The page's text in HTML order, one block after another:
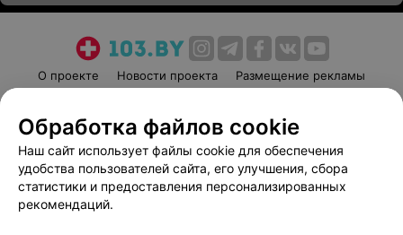
О проекте Новости проекта
Размещение рекламы
Пользовательское соглашение
Способы оплаты
Вакансии
Партнеры
Написать руководителю 103.by
Обработка файлов cookie
Наш сайт использует файлы cookie для обеспечения
удобства пользователей сайта, его улучшения, сбора
статистики и предоставления персонализированных
рекомендаций.